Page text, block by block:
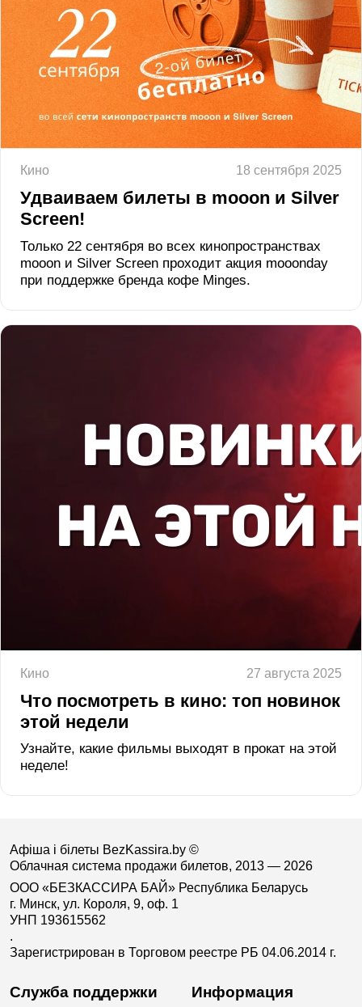
Кино 18 сентября 2025
Удваиваем билеты в mooon и Silver
Screen!
Только 22 сентября во всех кинопространствах
mooon и Silver Screen проходит акция mooonday
при поддержке бренда кофе Minges.
Кино 27 августа 2025
Что посмотреть в кино: топ новинок
этой недели
Узнайте, какие фильмы выходят в прокат на этой
неделе!
Афіша і білеты BezKassira.by ©
Облачная система продажи билетов, 2013 — 2026
ООО «БЕЗКАССИРА БАЙ» Республика Беларусь
г. Минск, ул. Короля, 9, оф. 1
УНП 193615562
.
Зарегистрирован в Торговом реестре РБ 04.06.2014 г.
Служба поддержки Информация